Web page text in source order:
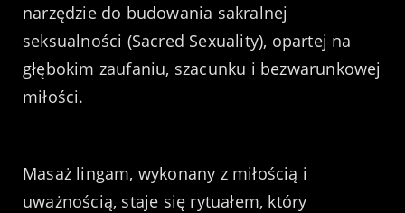
narzędzie do budowania sakralnej
seksualności (Sacred Sexuality), opartej na
głębokim zaufaniu, szacunku i bezwarunkowej
miłości.
Masaż lingam, wykonany z miłością i
uważnością, staje się rytuałem, który